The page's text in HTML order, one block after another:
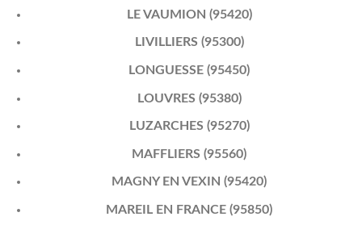
LE VAUMION (95420)
LIVILLIERS (95300)
LONGUESSE (95450)
LOUVRES (95380)
LUZARCHES (95270)
MAFFLIERS (95560)
MAGNY EN VEXIN (95420)
MAREIL EN FRANCE (95850)